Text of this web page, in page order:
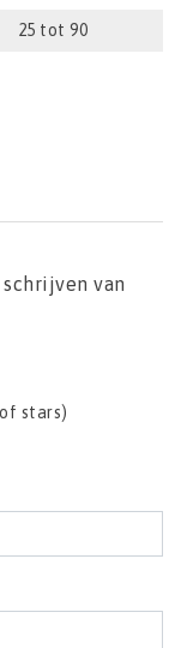
25 tot 90
van
stars)